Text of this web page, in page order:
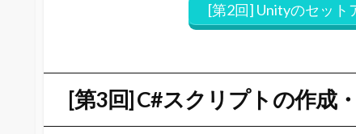
[第2回] Unityのセット
[第3回] C#スクリプトの作成